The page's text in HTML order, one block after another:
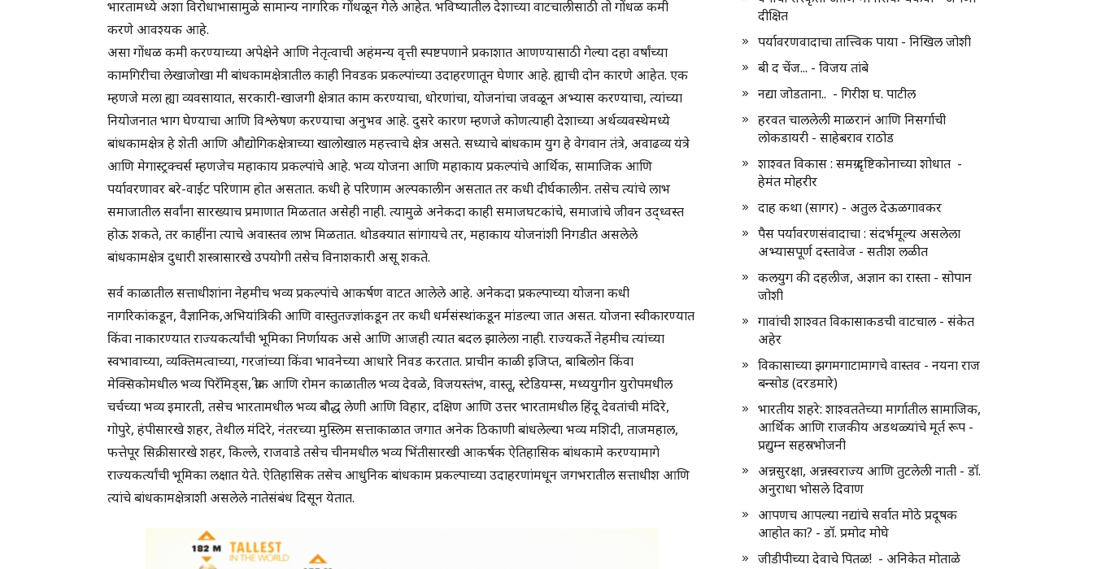
भारतामध्ये अशा विरोधाभासामुळे सामान्य नागरिक गोंधळून गेले आहेत. भविष्यातील देशाच्या वाटचालीसाठी तो गोंधळ कमी
करणे आवश्यक आहे.
असा गोंधळ कमी करण्याच्या अपेक्षेने आणि नेतृत्वाची अहंमन्य वृत्ती स्पष्टपणाने प्रकाशात आणण्यासाठी गेल्या दहा वर्षांच्या
कामगिरीचा लेखाजोखा मी बांधकामक्षेत्रातील काही निवडक प्रकल्पांच्या उदाहरणातून घेणार आहे. ह्याची दोन कारणे आहेत. एक
म्हणजे मला ह्या व्यवसायात, सरकारी-खाजगी क्षेत्रात काम करण्याचा, धोरणांचा, योजनांचा जवळून अभ्यास करण्याचा, त्यांच्या
नियोजनात भाग घेण्याचा आणि विश्लेषण करण्याचा अनुभव आहे. दुसरे कारण म्हणजे कोणत्याही देशाच्या अर्थव्यवस्थेमध्ये
बांधकामक्षेत्र हे शेती आणि औद्योगिकक्षेत्राच्या खालोखाल महत्त्वाचे क्षेत्र असते. सध्याचे बांधकाम युग हे वेगवान तंत्रे, अवाढव्य यंत्रे
आणि मेगास्ट्रक्चर्स म्हणजेच महाकाय प्रकल्पांचे आहे. भव्य योजना आणि महाकाय प्रकल्पांचे आर्थिक, सामाजिक आणि
पर्यावरणावर बरे-वाईट परिणाम होत असतात. कधी हे परिणाम अल्पकालीन असतात तर कधी दीर्घकालीन. तसेच त्यांचे लाभ
समाजातील सर्वांना सारख्याच प्रमाणात मिळतात असेही नाही. त्यामुळे अनेकदा काही समाजघटकांचे, समाजांचे जीवन उद्ध्वस्त
होऊ शकते, तर काहींना त्याचे अवास्तव लाभ मिळतात. थोडक्यात सांगायचे तर, महाकाय योजनांशी निगडीत असलेले
बांधकामक्षेत्र दुधारी शस्त्रासारखे उपयोगी तसेच विनाशकारी असू शकते.
सर्व काळातील सत्ताधीशांना नेहमीच भव्य प्रकल्पांचे आकर्षण वाटत आलेले आहे. अनेकदा प्रकल्पाच्या योजना कधी
नागरिकांकडून, वैज्ञानिक,अभियांत्रिकी आणि वास्तुतज्ज्ञांकडून तर कधी धर्मसंस्थांकडून मांडल्या जात असत. योजना स्वीकारण्यात
किंवा नाकारण्यात राज्यकर्त्यांची भूमिका निर्णायक असे आणि आजही त्यात बदल झालेला नाही. राज्यकर्ते नेहमीच त्यांच्या
स्वभावाच्या, व्यक्तिमत्वाच्या, गरजांच्या किंवा भावनेच्या आधारे निवड करतात. प्राचीन काळी इजिप्त, बाबिलोन किंवा
मेक्सिकोमधील भव्य पिरॅमिड्स, ग्रीक आणि रोमन काळातील भव्य देवळे, विजयस्तंभ, वास्तू, स्टेडियम्स, मध्ययुगीन युरोपमधील
चर्चच्या भव्य इमारती, तसेच भारतामधील भव्य बौद्ध लेणी आणि विहार, दक्षिण आणि उत्तर भारतामधील हिंदू देवतांची मंदिरे,
गोपुरे, हंपीसारखे शहर, तेथील मंदिरे, नंतरच्या मुस्लिम सत्ताकाळात जगात अनेक ठिकाणी बांधलेल्या भव्य मशिदी, ताजमहाल,
फत्तेपूर सिक्रीसारखे शहर, किल्ले, राजवाडे तसेच चीनमधील भव्य भिंतीसारखी आकर्षक ऐतिहासिक बांधकामे करण्यामागे
राज्यकर्त्यांची भूमिका लक्षात येते. ऐतिहासिक तसेच आधुनिक बांधकाम प्रकल्पाच्या उदाहरणांमधून जगभरातील सत्ताधीश आणि
त्यांचे बांधकामक्षेत्राशी असलेले नातेसंबंध दिसून येतात.
दीक्षित
पर्यावरणवादाचा तात्त्विक पाया - निखिल जोशी
बी द चेंज... - विजय तांबे
नद्या जोडताना.. - गिरीश घ. पाटील
हरवत चाललेली माळरानं आणि निसर्गाची
लोकडायरी - साहेबराव राठोड
शाश्वत विकास : समग्र दृष्टिकोनाच्या शोधात -
हेमंत मोहरीर
दाह कथा (सागर) - अतुल देऊळगावकर
पैस पर्यावरणसंवादाचा : संदर्भमूल्य असलेला
अभ्यासपूर्ण दस्तावेज - सतीश लळीत
कलयुग की दहलीज, अज्ञान का रास्ता - सोपान
जोशी
गावांची शाश्वत विकासाकडची वाटचाल - संकेत
अहेर
विकासाच्या झगमगाटामागचे वास्तव - नयना राज
बन्सोड (दरडमारे)
भारतीय शहरे: शाश्वततेच्या मार्गातील सामाजिक,
आर्थिक आणि राजकीय अडथळ्यांचे मूर्त रूप -
प्रद्युम्न सहस्रभोजनी
अन्नसुरक्षा, अन्नस्वराज्य आणि तुटलेली नाती - डॉ.
अनुराधा भोसले दिवाण
आपणच आपल्या नद्यांचे सर्वात मोठे प्रदूषक
आहोत का? - डॉ. प्रमोद मोघे
जीडीपीच्या देवाचे पितळ! - अनिकेत मोताळे